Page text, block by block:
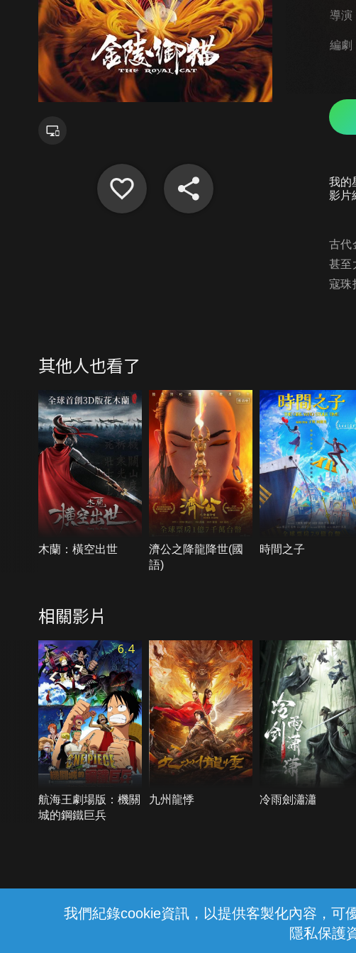
我們紀錄cookie資訊，以提供客製化內容，可
隱私保護
導演
編劇
我的
影片
古代
甚至
寇珠
其他人也看了
木蘭：橫空出世
濟公之降龍降世(國
語)
時間之子
相關影片
6.4
航海王劇場版：機關
城的鋼鐵巨兵
九州龍悸 冷雨劍瀟瀟
中華電